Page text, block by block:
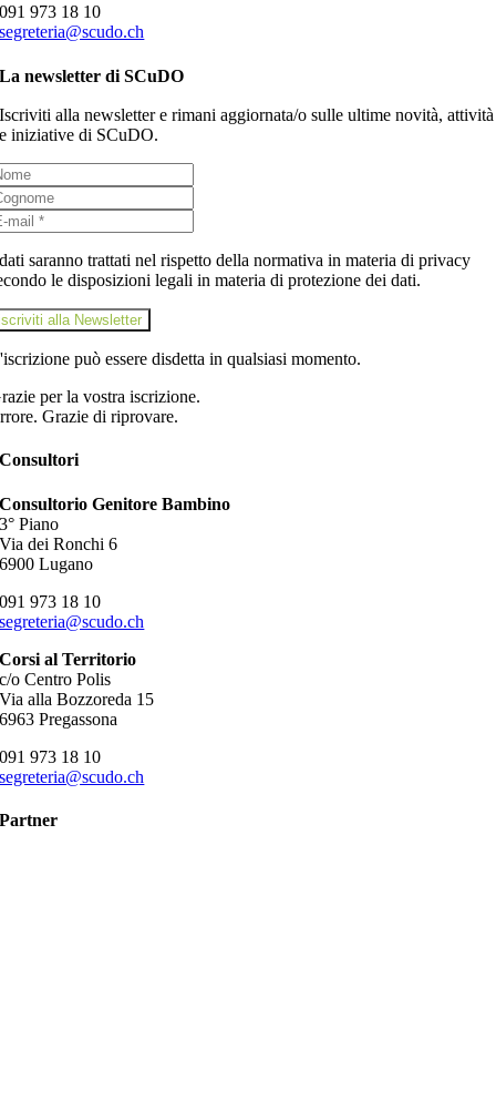
091 973 18 10
segreteria@scudo.ch
La newsletter di SCuDO
Iscriviti alla newsletter e rimani aggiornata/o sulle ultime novità, attività
e iniziative di SCuDO.
saranno trattati nel rispetto della normativa in materia di privacy
le disposizioni legali in materia di protezione dei dati.
alla Newsletter
può essere disdetta in qualsiasi momento.
per la vostra iscrizione.
Grazie di riprovare.
Consultori
Consultorio Genitore Bambino
3° Piano
Via dei Ronchi 6
6900 Lugano
091 973 18 10
segreteria@scudo.ch
Corsi al Territorio
c/o Centro Polis
Via alla Bozzoreda 15
6963 Pregassona
091 973 18 10
segreteria@scudo.ch
Partner